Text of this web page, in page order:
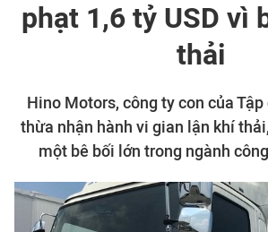
phạt 1,6 tỷ USD vì
thải
Hino Motors, công ty con của Tập
thừa nhận hành vi gian lận khí
một bê bối lớn trong ngành